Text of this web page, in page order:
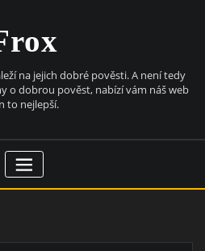
na jejich dobré pověsti. A není tedy
o dobrou pověst, nabízí vám náš web
to nejlepší.